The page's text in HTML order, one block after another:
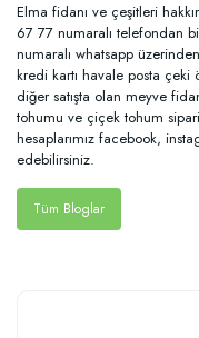
Elma fidanı ve çeşitleri
67 77 numaralı telefondan
numaralı whatsapp
kredi kartı havale posta
diğer satışta olan meyve
tohumu ve çiçek tohum
hesaplarımız facebook,
edebilirsiniz.
Tüm Bloglar